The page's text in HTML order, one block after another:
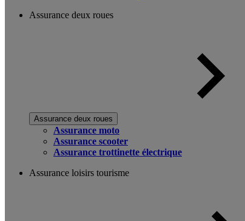
Assurance deux roues
Assurance deux roues
Assurance moto
Assurance scooter
Assurance trottinette électrique
Assurance loisirs tourisme